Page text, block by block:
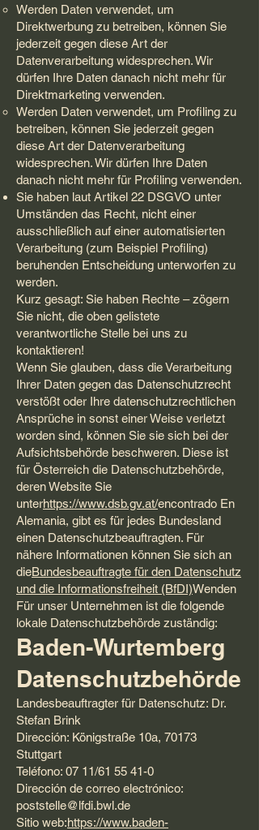
Werden Daten verwendet, um
Direktwerbung zu betreiben, können Sie
jederzeit gegen diese Art der
Datenverarbeitung widesprechen. Wir
dürfen Ihre Daten danach nicht mehr für
Direktmarketing verwenden.
Werden Daten verwendet, um Profiling zu
betreiben, können Sie jederzeit gegen
diese Art der Datenverarbeitung
widesprechen. Wir dürfen Ihre Daten
danach nicht mehr für Profiling verwenden.
Sie haben laut Artikel 22 DSGVO unter
Umständen das Recht, nicht einer
ausschließlich auf einer automatisierten
Verarbeitung (zum Beispiel Profiling)
beruhenden Entscheidung unterworfen zu
werden.
Kurz gesagt: Sie haben Rechte – zögern
Sie nicht, die oben gelistete
verantwortliche Stelle bei uns zu
kontaktieren!
Wenn Sie glauben, dass die Verarbeitung
Ihrer Daten gegen das Datenschutzrecht
verstößt oder Ihre datenschutzrechtlichen
Ansprüche in sonst einer Weise verletzt
worden sind, können Sie sie sich bei der
Aufsichtsbehörde beschweren. Diese ist
für Österreich die Datenschutzbehörde,
deren Website Sie
unterhttps://www.dsb.gv.at/encontrado En
Alemania, gibt es für jedes Bundesland
einen Datenschutzbeauftragten. Für
nähere Informationen können Sie sich an
dieBundesbeauftragte für den Datenschutz
und die Informationsfreiheit (BfDI)Wenden
Für unser Unternehmen ist die folgende
lokale Datenschutzbehörde zuständig:
Baden-Wurtemberg
Datenschutzbehörde
Landesbeauftragter für Datenschutz: Dr.
Stefan Brink
Dirección: Königstraße 10a, 70173
Stuttgart
Teléfono: 07 11/61 55 41-0
Dirección de correo electrónico:
poststelle@lfdi.bwl.de
Sitio web:https://www.baden-